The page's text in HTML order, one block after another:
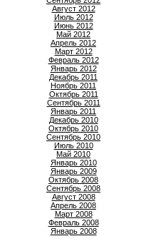
Август 2012
Июль 2012
Июнь 2012
Май 2012
Апрель 2012
Март 2012
Февраль 2012
Январь 2012
Декабрь 2011
Ноябрь 2011
Октябрь 2011
Сентябрь 2011
Январь 2011
Декабрь 2010
Октябрь 2010
Сентябрь 2010
Июль 2010
Май 2010
Январь 2010
Январь 2009
Октябрь 2008
Сентябрь 2008
Август 2008
Апрель 2008
Март 2008
Февраль 2008
Январь 2008